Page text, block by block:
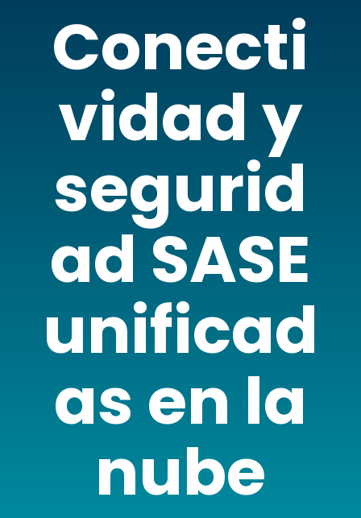
Conecti
vidad y
segurid
ad SASE
unificad
as en la
nube